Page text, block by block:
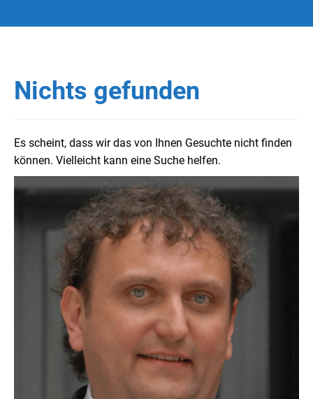
Nichts gefunden
Es scheint, dass wir das von Ihnen Gesuchte nicht finden
können. Vielleicht kann eine Suche helfen.